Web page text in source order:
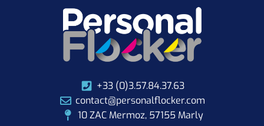
+33 (0)3.57.84.37.63
contact@personalflocker.com
10 ZAC Mermoz, 57155 Marly